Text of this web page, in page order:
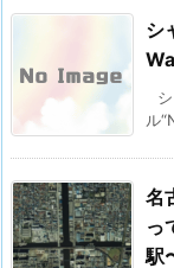
シ
ル
名
っ
駅